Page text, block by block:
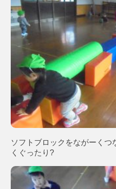
ソフトブロックをながーくつ
くぐったり?